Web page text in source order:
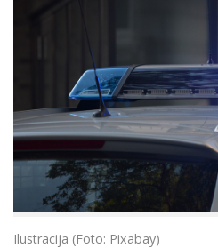
Ilustracija (Foto: Pixabay)